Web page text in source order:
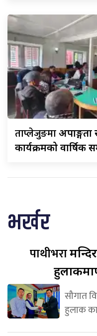
ताप्लेजुङमाअपाङ्गता
कार्यक्रमको वार्षिक
भर्खर
पाथीभरा
सौगात
हुलाक